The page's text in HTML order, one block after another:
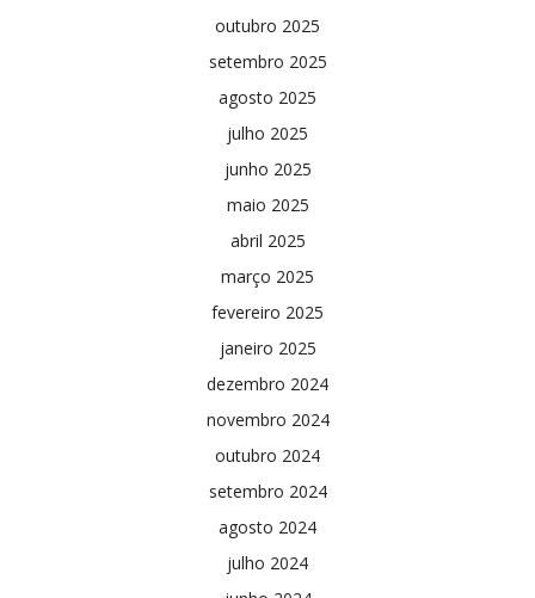
outubro 2025
setembro 2025
agosto 2025
julho 2025
junho 2025
maio 2025
abril 2025
março 2025
fevereiro 2025
janeiro 2025
dezembro 2024
novembro 2024
outubro 2024
setembro 2024
agosto 2024
julho 2024